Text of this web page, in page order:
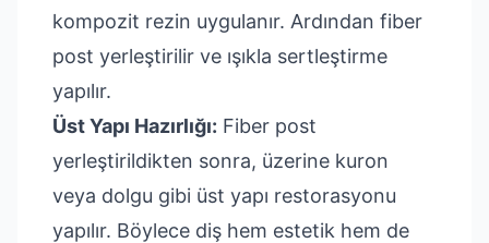
kompozit rezin uygulanır. Ardından fiber
post yerleştirilir ve ışıkla sertleştirme
yapılır.
Üst Yapı Hazırlığı: Fiber post
yerleştirildikten sonra, üzerine kuron
veya dolgu gibi üst yapı restorasyonu
yapılır. Böylece diş hem estetik hem de